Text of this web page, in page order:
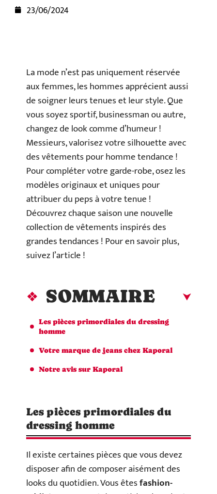
23/06/2024
La mode n’est pas uniquement réservée
aux femmes, les hommes apprécient aussi
de soigner leurs tenues et leur style. Que
vous soyez sportif, businessman ou autre,
changez de look comme d’humeur !
Messieurs, valorisez votre silhouette avec
des vêtements pour homme tendance !
Pour compléter votre garde-robe, osez les
modèles originaux et uniques pour
attribuer du peps à votre tenue !
Découvrez chaque saison une nouvelle
collection de vêtements inspirés des
grandes tendances ! Pour en savoir plus,
suivez l’article !
SOMMAIRE
Les pièces primordiales du dressing
homme
Votre marque de jeans chez Kaporal
Notre avis sur Kaporal
Les pièces primordiales du
dressing homme
Il existe certaines pièces que vous devez
disposer afin de composer aisément des
looks du quotidien. Vous êtesfashion-